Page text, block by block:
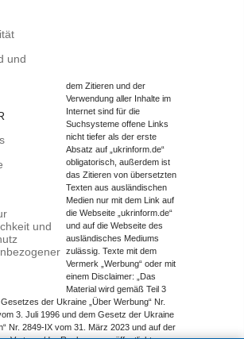
und
und
dem Zitieren und der
Verwendung aller Inhalte im
Internet sind für die
Suchsysteme offene Links
nicht tiefer als der erste
Absatz auf „ukrinform.de“
obligatorisch, außerdem ist
das Zitieren von übersetzten
Texten aus ausländischen
Medien nur mit dem Link auf
die Webseite „ukrinform.de“
und auf die Webseite des
ausländisches Mediums
zulässig. Texte mit dem
Vermerk „Werbung“ oder mit
einem Disclaimer: „Das
Material wird gemäß Teil 3
der Ukraine „Über Werbung“ Nr.
3. Juli 1996 und dem Gesetz der Ukraine
Nr. 2849-IX vom 31. März 2023 und auf der